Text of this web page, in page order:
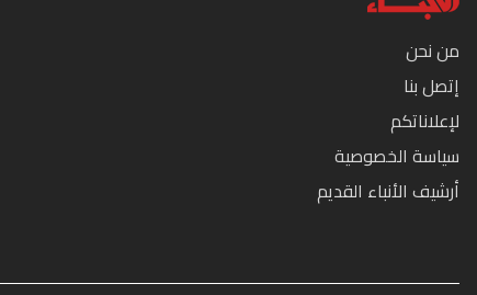
من نحن
إتصل بنا
لإعلاناتكم
سياسة الخصوصية
أرشيف الأنباء القديم